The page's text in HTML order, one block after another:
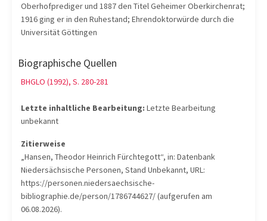
Oberhofprediger und 1887 den Titel Geheimer Oberkirchenrat;
1916 ging er in den Ruhestand; Ehrendoktorwürde durch die
Universität Göttingen
Biographische Quellen
BHGLO (1992), S. 280-281
Letzte inhaltliche Bearbeitung: Letzte Bearbeitung
unbekannt
Zitierweise
„Hansen, Theodor Heinrich Fürchtegott“, in: Datenbank
Niedersächsische Personen, Stand Unbekannt, URL:
https://personen.niedersaechsische-
bibliographie.de/person/1786744627/ (aufgerufen am
06.08.2026).